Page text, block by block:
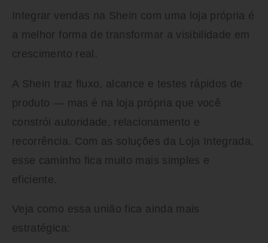
Integrar vendas na Shein com uma loja própria é
a melhor forma de transformar a visibilidade em
crescimento real.
A Shein traz fluxo, alcance e testes rápidos de
produto — mas é na loja própria que você
constrói autoridade, relacionamento e
recorrência. Com as soluções da Loja Integrada,
esse caminho fica muito mais simples e
eficiente.
Veja como essa união fica ainda mais
estratégica: